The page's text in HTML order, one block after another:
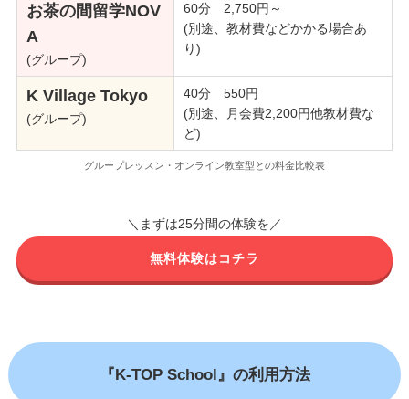
お茶の間留学NOV
A
(グループ)
60分 2,750円～
(別途、教材費などかかる場合あ
り)
K Village Tokyo
(グループ)
40分 550円
(別途、月会費2,200円他教材費な
ど)
グループレッスン・オンライン教室型との料金比較表
＼まずは25分間の体験を／
無料体験はコチラ
『K-TOP School』の利用方法